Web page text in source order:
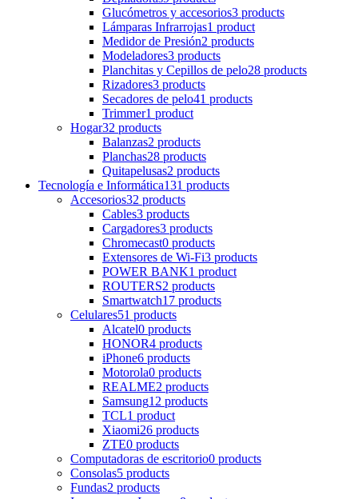
Glucómetros y accesorios3 products
Lámparas Infrarrojas1 product
Medidor de Presión2 products
Modeladores3 products
Planchitas y Cepillos de pelo28 products
Rizadores3 products
Secadores de pelo41 products
Trimmer1 product
Hogar32 products
Balanzas2 products
Planchas28 products
Quitapelusas2 products
Tecnología e Informática131 products
Accesorios32 products
Cables3 products
Cargadores3 products
Chromecast0 products
Extensores de Wi-Fi3 products
POWER BANK1 product
ROUTERS2 products
Smartwatch17 products
Celulares51 products
Alcatel0 products
HONOR4 products
iPhone6 products
Motorola0 products
REALME2 products
Samsung12 products
TCL1 product
Xiaomi26 products
ZTE0 products
Computadoras de escritorio0 products
Consolas5 products
Fundas2 products